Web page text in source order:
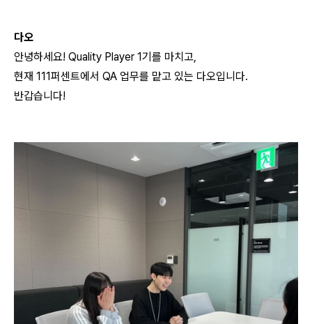
다오
안녕하세요! Quality Player 1기를 마치고,
현재 111퍼센트에서 QA 업무를 맡고 있는 다오입니다.
반갑습니다!